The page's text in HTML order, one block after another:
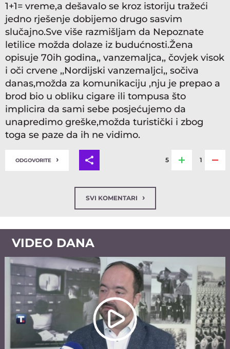
1+1= vreme,a dešavalo se kroz istoriju tražeći
jedno rješenje dobijemo drugo sasvim
slučajno.Sve više razmišljam da Nepoznate
letilice možda dolaze iz budućnosti.Žena
opisuje 70ih godina,, vanzemaljca,, čovjek visok
i oči crvene ,,Nordijski vanzemaljci,, sočiva
danas,možda za komunikaciju ,nju je prepao a
brod bio u obliku cigare ili tompusa što
implicira da sami sebe posjećujemo da
unapredimo greške,možda turistički i zbog
toga se paze da ih ne vidimo.
ODGOVORITE › 5 1
SVI KOMENTARI ›
VIDEO DANA